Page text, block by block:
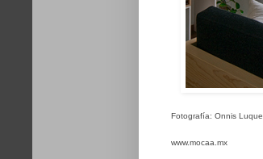
Fotografía: Onnis Luque
www.mocaa.mx